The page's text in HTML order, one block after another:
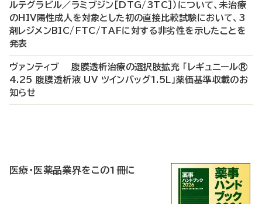
ルテグラビル／ラミブジン［DTG/3TC］）について、未治療
のHIV陽性成人を対象とした初の直接比較試験において、3
剤レジメンBIC/FTC/TAFに対する非劣性を示したことを
発表
ヴァンティブ 腹膜透析治療の選択肢拡充 「レギュニール®
4.25 腹膜透析液 UV ツインバッグ1.5L」薬価基準収載のお
知らせ
医療・医薬品業界をこの1冊に